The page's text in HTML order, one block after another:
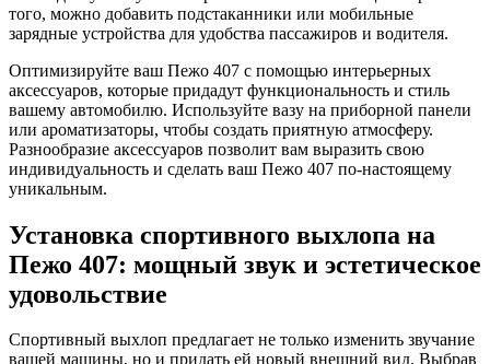
того, можно добавить подстаканники или мобильные
зарядные устройства для удобства пассажиров и водителя.
Оптимизируйте ваш Пежо 407 с помощью интерьерных
аксессуаров, которые придадут функциональность и стиль
вашему автомобилю. Используйте вазу на приборной панели
или ароматизаторы, чтобы создать приятную атмосферу.
Разнообразие аксессуаров позволит вам выразить свою
индивидуальность и сделать ваш Пежо 407 по-настоящему
уникальным.
Установка спортивного выхлопа на
Пежо 407: мощный звук и эстетическое
удовольствие
Спортивный выхлоп предлагает не только изменить звучание
вашей машины, но и придать ей новый внешний вид. Выбрав